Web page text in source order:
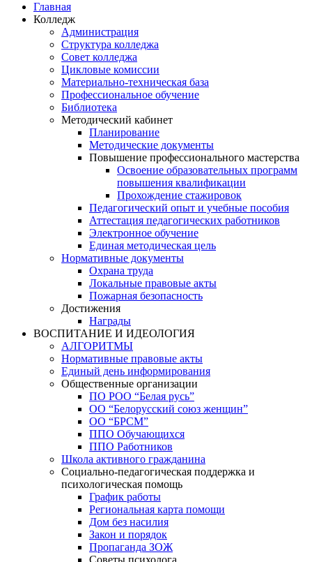
Главная
Колледж
Администрация
Структура колледжа
Совет колледжа
Цикловые комиссии
Материально-техническая база
Профессиональное обучение
Библиотека
Методический кабинет
Планирование
Методические документы
Повышение профессионального мастерства
Освоение образовательных программ
повышения квалификации
Прохождение стажировок
Педагогический опыт и учебные пособия
Аттестация педагогических работников
Электронное обучение
Единая методическая цель
Нормативные документы
Охрана труда
Локальные правовые акты
Пожарная безопасность
Достижения
Награды
ВОСПИТАНИЕ И ИДЕОЛОГИЯ
АЛГОРИТМЫ
Нормативные правовые акты
Единый день информирования
Общественные организации
ПО РОО “Белая русь”
ОО “Белорусский союз женщин”
ОО “БРСМ”
ППО Обучающихся
ППО Работников
Школа активного гражданина
Социально-педагогическая поддержка и
психологическая помощь
График работы
Региональная карта помощи
Дом без насилия
Закон и порядок
Пропаганда ЗОЖ
Советы психолога